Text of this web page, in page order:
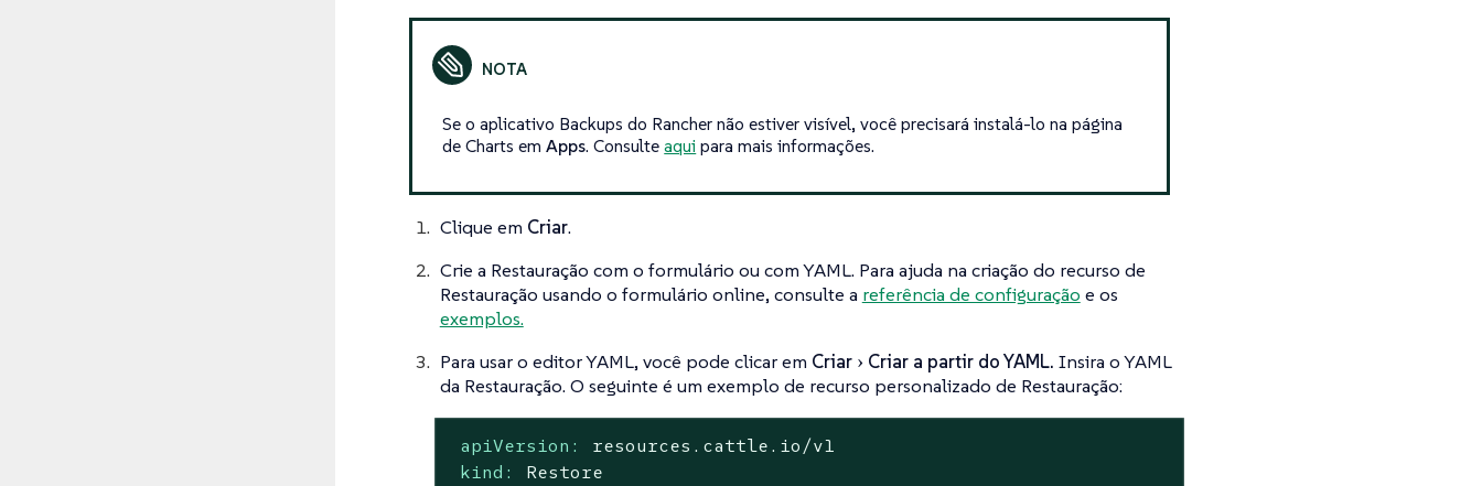
Se o aplicativo Backups do Rancher não estiver visível, você precisará instalá-lo na página
de Charts emApps. Consulteaqui para mais informações.
Clique em Criar.
Crie a Restauração com o formulário ou com YAML. Para ajuda na criação do recurso de
Restauração usando o formulário online, consulte a referência de configuração e os
exemplos.
Para usar o editor YAML, você pode clicar em Criar Criar a partir do YAML. Insira o YAML
da Restauração. O seguinte é um exemplo de recurso personalizado de Restauração:
apiVersion:
resources.cattle.io/v1
kind:
Restore